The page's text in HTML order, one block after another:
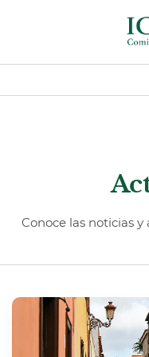
Conoce las noticias